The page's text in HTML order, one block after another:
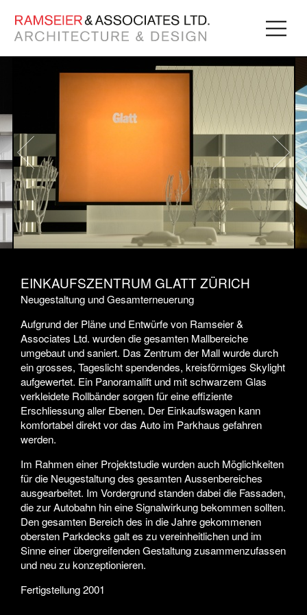
EINKAUFSZENTRUM GLATT ZÜRICH
Neugestaltung und Gesamterneuerung
Aufgrund der Pläne und Entwürfe von Ramseier &
Associates Ltd. wurden die gesamten Mallbereiche
umgebaut und saniert. Das Zentrum der Mall wurde durch
ein grosses, Tageslicht spendendes, kreisförmiges Skylight
aufgewertet. Ein Panoramalift und mit schwarzem Glas
verkleidete Rollbänder sorgen für eine effiziente
Erschliessung aller Ebenen. Der Einkaufswagen kann
komfortabel direkt vor das Auto im Parkhaus gefahren
werden.
Im Rahmen einer Projektstudie wurden auch Möglichkeiten
für die Neugestaltung des gesamten Aussenbereiches
ausgearbeitet. Im Vordergrund standen dabei die Fassaden,
die zur Autobahn hin eine Signalwirkung bekommen sollten.
Den gesamten Bereich des in die Jahre gekommenen
obersten Parkdecks galt es zu vereinheitlichen und im
Sinne einer übergreifenden Gestaltung zusammenzufassen
und neu zu konzeptionieren.
Fertigstellung 2001